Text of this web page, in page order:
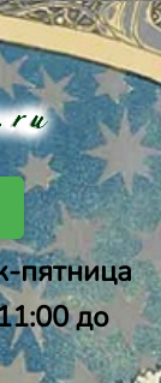
пятница
до